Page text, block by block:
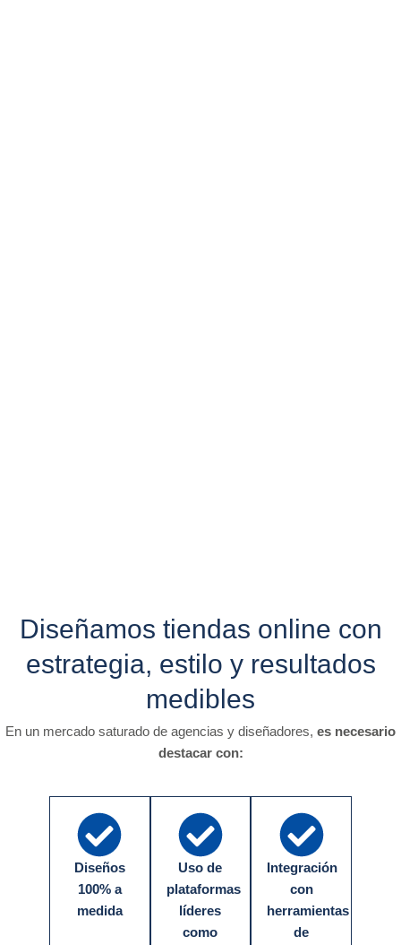
Diseñamos tiendas online con
estrategia, estilo y resultados
medibles
En un mercado saturado de agencias y diseñadores, es necesario
destacar con:
Diseños
100% a
medida
Uso de
plataformas
líderes
como
Integración
con
herramientas
de